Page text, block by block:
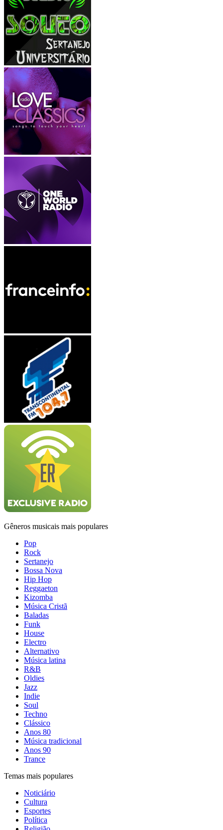
Gêneros musicais mais populares
Pop
Rock
Sertanejo
Bossa Nova
Hip Hop
Reggaeton
Kizomba
Música Cristã
Baladas
Funk
House
Electro
Alternativo
Música latina
R&B
Oldies
Jazz
Indie
Soul
Techno
Clássico
Anos 80
Música tradicional
Anos 90
Trance
Temas mais populares
Noticiário
Cultura
Esportes
Política